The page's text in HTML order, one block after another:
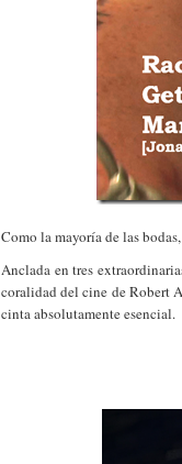
Como la mayoría de las
Anclada en tres
coralidad del cine de Robert
cinta absolutamente esencial.